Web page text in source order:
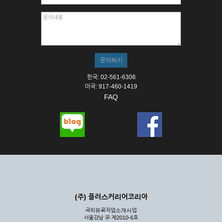
한국: 02-561-6306
미국: 917-460-1419
FAQ
(주) 플러스커리어코리아
국외유료직업소개사업
서울강남 유 제2010-6호